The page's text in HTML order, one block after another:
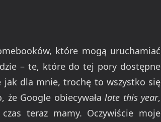
które mogą uruchamiać
– te, które do tej pory dostępne
jak dla mnie, trochę to wszystko się
że Google obiecywała late this year,
teraz mamy. Oczywiście moje